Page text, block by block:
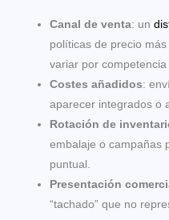
Canal de venta: un
políticas de precio
variar por competencia
Costes añadidos:
aparecer integrados o
Rotación de
embalaje o campañas
puntual.
Presentación
“tachado” que no